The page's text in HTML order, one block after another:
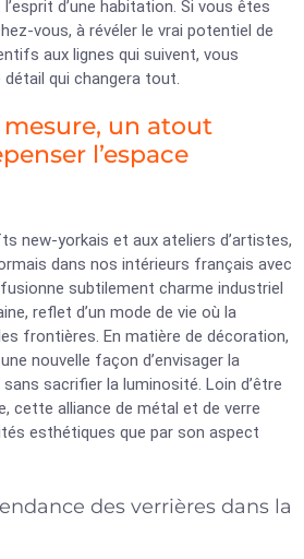
d’une habitation. Si vous êtes
vous, à révéler le vrai potentiel de
aux lignes qui suivent, vous
détail qui changera tout.
mesure, un atout
l’espace
new-yorkais et aux ateliers d’artistes,
dans nos intérieurs français avec
subtilement charme industriel
reflet d’un mode de vie où la
frontières. En matière de décoration,
nouvelle façon d’envisager la
sacrifier la luminosité. Loin d’être
cette alliance de métal et de verre
esthétiques que par son aspect
des verrières dans la